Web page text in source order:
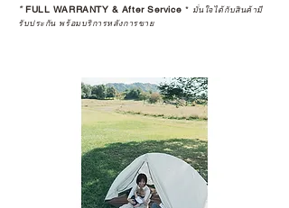
*FULL WARRANTY & After Service * มั่นใจได้กับสินค้ามี
รับประกัน พร้อมบริการหลังการขาย